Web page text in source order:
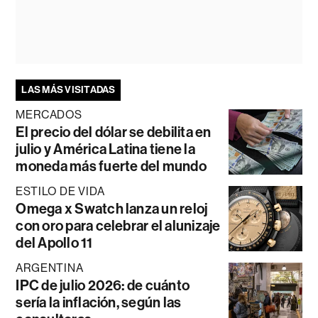
LAS MÁS VISITADAS
MERCADOS
El precio del dólar se debilita en
julio y América Latina tiene la
moneda más fuerte del mundo
ESTILO DE VIDA
Omega x Swatch lanza un reloj
con oro para celebrar el alunizaje
del Apollo 11
ARGENTINA
IPC de julio 2026: de cuánto
sería la inflación, según las